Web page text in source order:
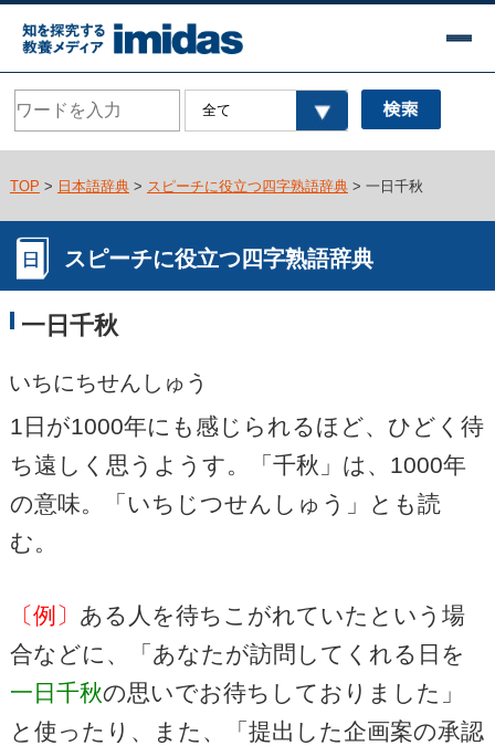
TOP > 日本語辞典> スピーチに役立つ四字熟語辞典> 一日千秋
スピーチに役立つ四字熟語辞典
一日千秋
いちにちせんしゅう
1日が1000年にも感じられるほど、ひどく待
ち遠しく思うようす。「千秋」は、1000年
の意味。「いちじつせんしゅう」とも読
む。
〔例〕 ある人を待ちこがれていたという場
合などに、「あなたが訪問してくれる日を
一日千秋の思いでお待ちしておりました」
と使ったり、また、「提出した企画案の承認